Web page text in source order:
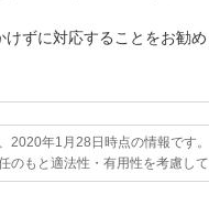
ずに対応することをお勧め
2020年1月28日時点の情報です。
のもと適法性・有用性を考慮し